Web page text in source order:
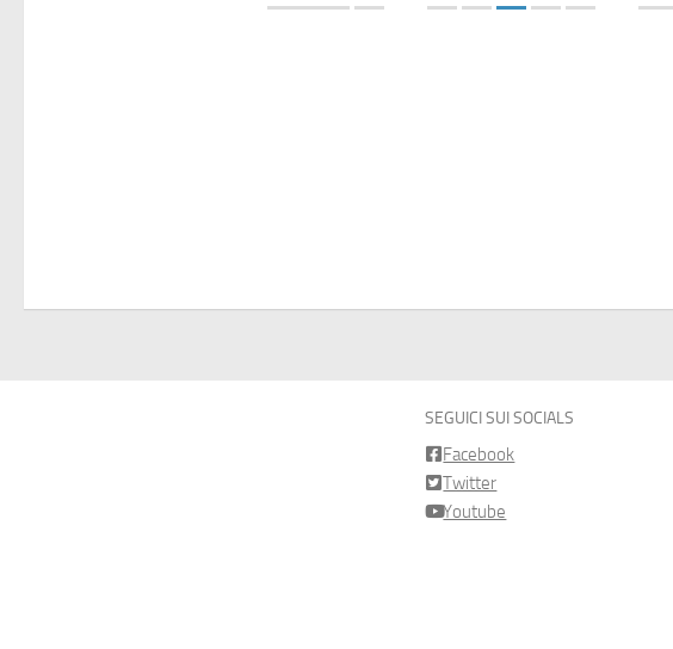
SEGUICI SUI SOCIALS
Facebook
Twitter
Youtube